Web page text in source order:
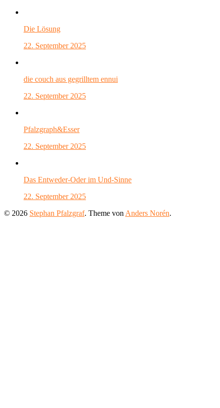
Die Lösung
22. September 2025
die couch aus gegrilltem ennui
22. September 2025
Pfalzgraph&Esser
22. September 2025
Das Entweder-Oder im Und-Sinne
22. September 2025
© 2026 Stephan Pfalzgraf. Theme von Anders Norén.